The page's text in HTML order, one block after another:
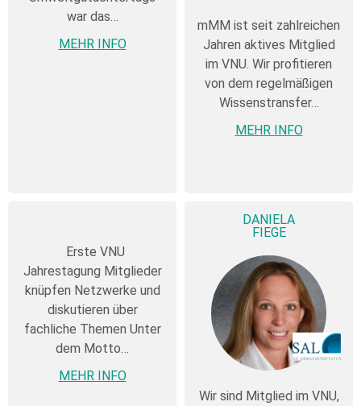
war das…
MEHR INFO
mMM ist seit zahlreichen
Jahren aktives Mitglied
im VNU. Wir profitieren
von dem regelmäßigen
Wissenstransfer…
MEHR INFO
Erste VNU
Jahrestagung Mitglieder
knüpfen Netzwerke und
diskutieren über
fachliche Themen Unter
dem Motto…
MEHR INFO
DANIELA
FIEGE
Wir sind Mitglied im VNU,